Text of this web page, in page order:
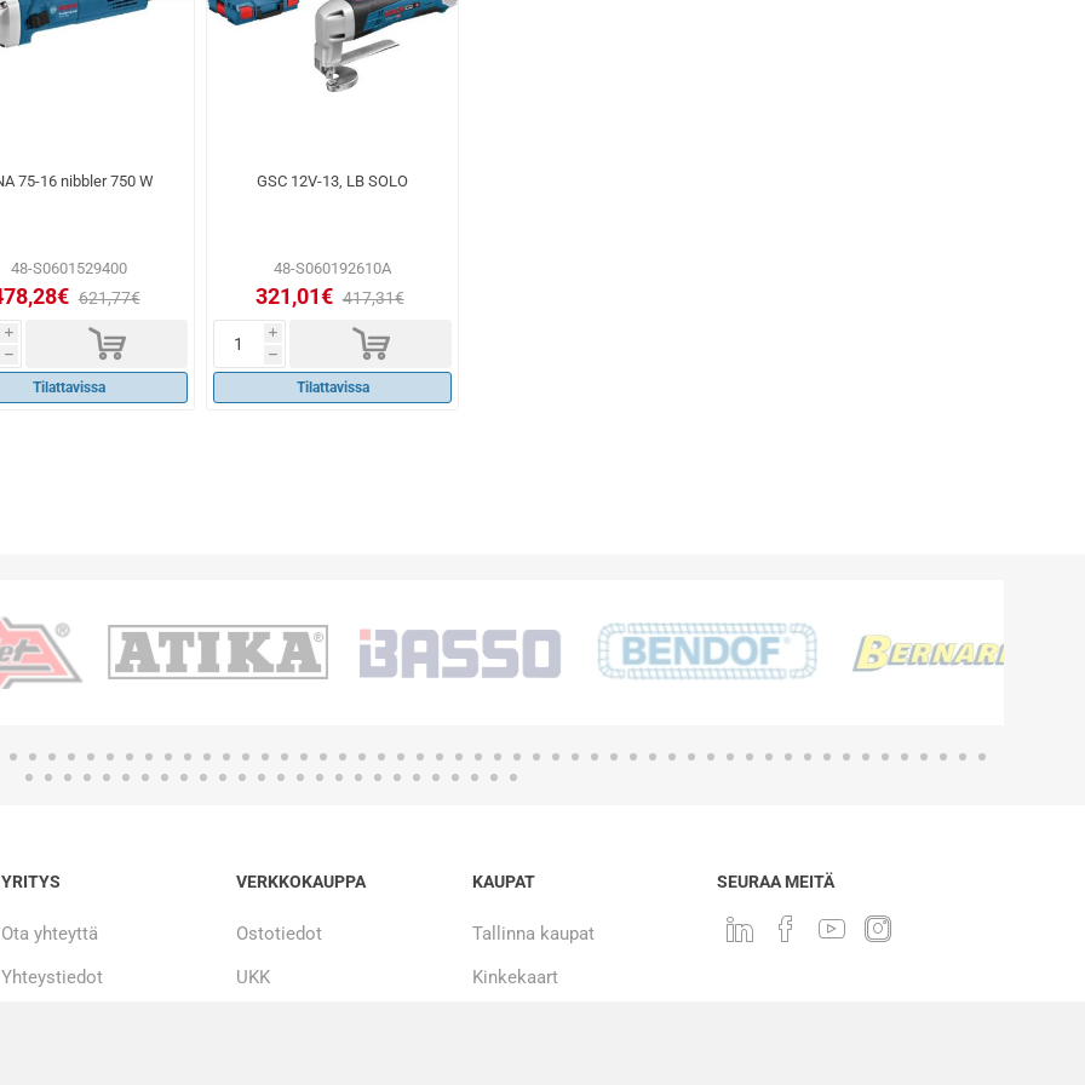
75-16 nibbler 750 W
48-S0601529400
621,77€
i
h d
Tilattavissa
GSC 12V-13, LB SOLO
48-S060192610A
321,01€ 417,31€
i
h d
Tilattavissa
YRITYS
Ota yhteyttä
Yhteystiedot
VERKKOKAUPPA
Ostotiedot
UKK
KAUPAT
Tallinna kaupat
Kinkekaart
SEURAA MEITÄ